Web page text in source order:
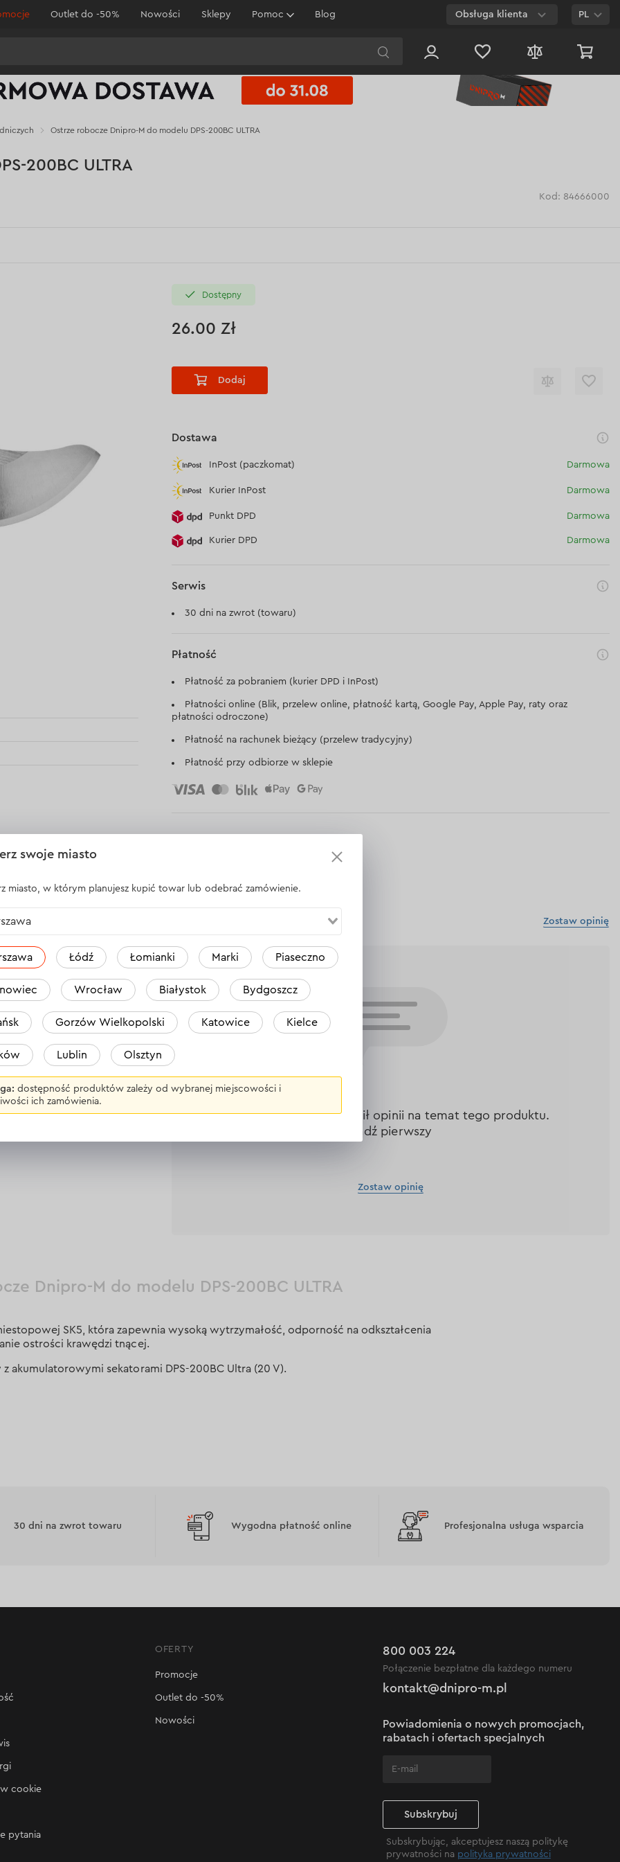
Outlet do -50% Nowości Sklepy Pomoc Blog Obsługa klienta
Czat na
stronie
PL
Ostrze robocze Dnipro-M do modelu DPS-200BC ULTRA
200BC ULTRA
Kod: 84666000
Dostępny
26.00 Zł
Dodaj
Dostawa
InPost (paczkomat) Darmowa
Kurier InPost Darmowa
Punkt DPD Darmowa
Kurier DPD Darmowa
Serwis
30 dni na zwrot (towaru)
Płatność
Płatność za pobraniem (kurier DPD i InPost)
Płatności online (Blik, przelew online, płatność kartą, Google Pay, Apple Pay, raty oraz
płatności odroczone)
Płatność na rachunek bieżący (przelew tradycyjny)
Płatność przy odbiorze w sklepie
200BC ULTRA
Zostaw opinię
Nikt jeszcze nie zostawił opinii na temat tego produktu.
Bądź pierwszy
Zostaw opinię
Dnipro-M do modelu DPS-200BC ULTRA
SK5, która zapewnia wysoką wytrzymałość, odporność na odkształcenia
ostrości krawędzi tnącej.
akumulatorowymi sekatorami DPS-200BC Ultra (20 V).
30 dni na zwrot towaru Wygodna płatność online Profesjonalna usługa wsparcia
cookie
pytania
OFERTY
Promocje
Outlet do -50%
Nowości
800 003 224
Połączenie bezpłatne dla każdego numeru
kontakt@dnipro-m.pl
Powiadomienia o nowych promocjach,
rabatach i ofertach specjalnych
Subskrybuj
Subskrybując, akceptujesz naszą politykę
prywatności na polityka prywatności
swoje miasto
miasto, w którym planujesz kupić towar lub odebrać zamówienie.
Łódź Łomianki Marki Piaseczno
Wrocław Białystok Bydgoszcz
Gorzów Wielkopolski Katowice Kielce
Lublin Olsztyn
dostępność produktów zależy od wybranej miejscowości i
ich zamówienia.